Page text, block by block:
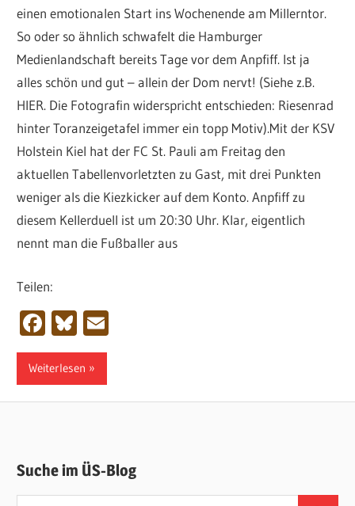
einen emotionalen Start ins Wochenende am Millerntor.
So oder so ähnlich schwafelt die Hamburger
Medienlandschaft bereits Tage vor dem Anpfiff. Ist ja
alles schön und gut – allein der Dom nervt! (Siehe z.B.
HIER. Die Fotografin widerspricht entschieden: Riesenrad
hinter Toranzeigetafel immer ein topp Motiv).Mit der KSV
Holstein Kiel hat der FC St. Pauli am Freitag den
aktuellen Tabellenvorletzten zu Gast, mit drei Punkten
weniger als die Kiezkicker auf dem Konto. Anpfiff zu
diesem Kellerduell ist um 20:30 Uhr. Klar, eigentlich
nennt man die Fußballer aus
Teilen:
Facebook
Bluesky
Weiterlesen
Suche im ÜS-Blog